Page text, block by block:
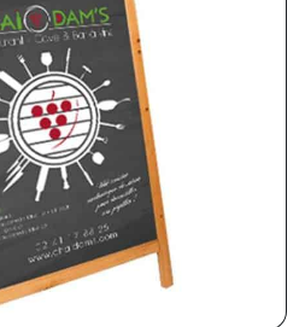
(RESTAURANT)
Trottoir